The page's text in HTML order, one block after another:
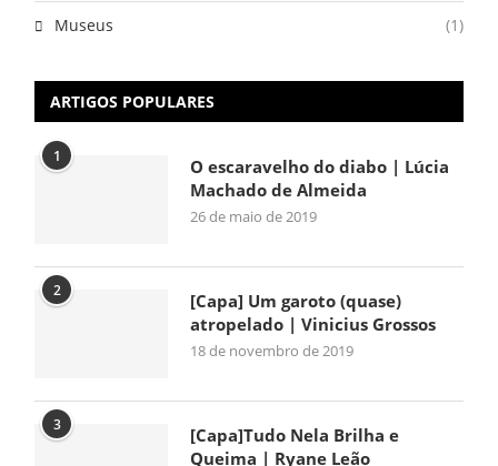
Museus (1)
ARTIGOS POPULARES
1
O escaravelho do diabo | Lúcia
Machado de Almeida
26 de maio de 2019
2
[Capa] Um garoto (quase)
atropelado | Vinicius Grossos
18 de novembro de 2019
3
[Capa]Tudo Nela Brilha e
Queima | Ryane Leão